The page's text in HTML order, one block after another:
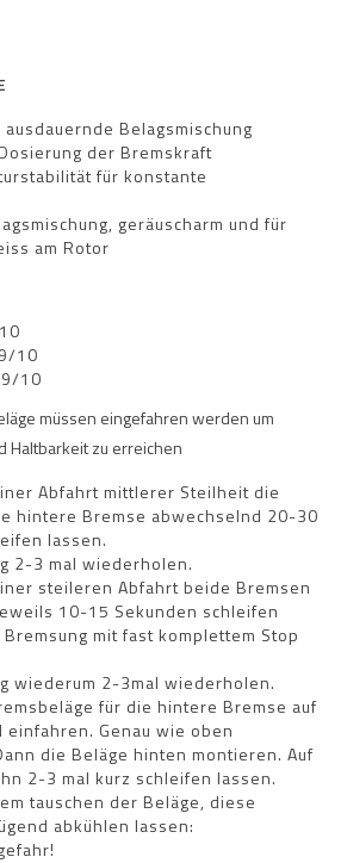
Belagsmischung
der Bremskraft
für konstante
geräuscharm und für
am Rotor
10
10
müssen eingefahren werden um
Haltbarkeit zu erreichen
Abfahrt mittlerer Steilheit die
hintere Bremse abwechselnd 20-30
lassen.
2-3 mal wiederholen.
steileren Abfahrt beide Bremsen
10-15 Sekunden schleifen
mit fast komplettem Stop
wiederum 2-3mal wiederholen.
für die hintere Bremse auf
einfahren. Genau wie oben
die Beläge hinten montieren. Auf
2-3 mal kurz schleifen lassen.
tauschen der Beläge, diese
abkühlen lassen: